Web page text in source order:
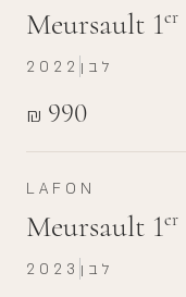
Meursault 1er
₪ 990
2022 לבן
LAFON
Meursault 1er
2023 לבן